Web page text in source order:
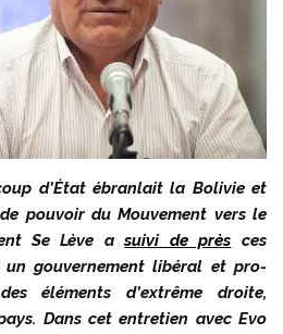
d’État ébranlait la Bolivie et
pouvoir du Mouvement vers le
Se Lève asuivi de près ces
un gouvernement libéral et pro-
éléments d’extrême droite,
Dans cet entretien avec Evo